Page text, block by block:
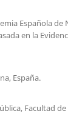
Española
en la
España.
Facultad